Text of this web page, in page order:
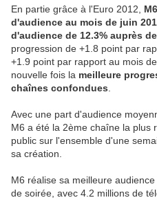
En partie grâce à l'Euro 2012,
d'audience au mois de juin
d'audience de 12.3% auprès
progression de +1.8 point par
+1.9 point par rapport au mois
nouvelle fois la meilleure
chaînes confondues
Avec une part d'audience
M6 a été la 2ème chaîne la plus
public sur l'ensemble d'une
sa création.
M6 réalise sa meilleure
de soirée, avec 4.2 millions de